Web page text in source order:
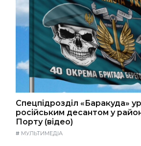
Спецпідрозділ «Баракуда»
російським десантом у
Порту (відео)
# МУЛЬТИМЕДІА